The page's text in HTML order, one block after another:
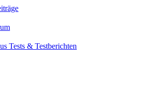
Tests & Testberichten